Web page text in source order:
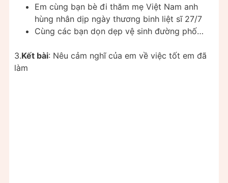
Em cùng bạn bè đi thăm mẹ Việt Nam anh
hùng nhân dịp ngày thương binh liệt sĩ 27/7
Cùng các bạn dọn dẹp vệ sinh đường phố…
3.Kết bài: Nêu cảm nghĩ của em về việc tốt em đã
làm